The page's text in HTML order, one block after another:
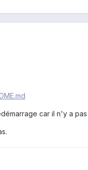
car il n'y a